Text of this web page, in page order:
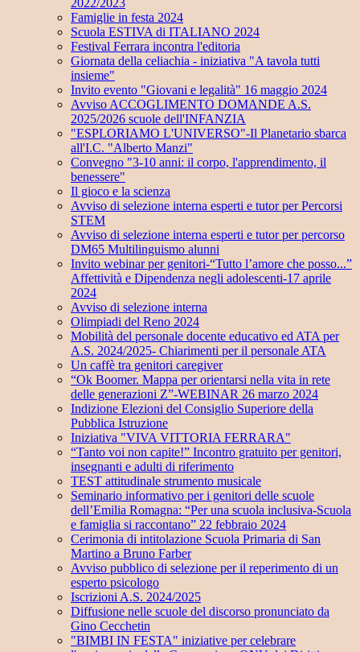
2022/2023
Famiglie in festa 2024
Scuola ESTIVA di ITALIANO 2024
Festival Ferrara incontra l'editoria
Giornata della celiachia - iniziativa "A tavola tutti
insieme"
Invito evento "Giovani e legalità" 16 maggio 2024
Avviso ACCOGLIMENTO DOMANDE A.S.
2025/2026 scuole dell'INFANZIA
"ESPLORIAMO L'UNIVERSO"-Il Planetario sbarca
all'I.C. "Alberto Manzi"
Convegno "3-10 anni: il corpo, l'apprendimento, il
benessere"
Il gioco e la scienza
Avviso di selezione interna esperti e tutor per Percorsi
STEM
Avviso di selezione interna esperti e tutor per percorso
DM65 Multilinguismo alunni
Invito webinar per genitori-“Tutto l’amore che posso...”
Affettività e Dipendenza negli adolescenti-17 aprile
2024
Avviso di selezione interna
Olimpiadi del Reno 2024
Mobilità del personale docente educativo ed ATA per
A.S. 2024/2025- Chiarimenti per il personale ATA
Un caffè tra genitori caregiver
“Ok Boomer. Mappa per orientarsi nella vita in rete
delle generazioni Z”-WEBINAR 26 marzo 2024
Indizione Elezioni del Consiglio Superiore della
Pubblica Istruzione
Iniziativa "VIVA VITTORIA FERRARA"
“Tanto voi non capite!” Incontro gratuito per genitori,
insegnanti e adulti di riferimento
TEST attitudinale strumento musicale
Seminario informativo per i genitori delle scuole
dell’Emilia Romagna: “Per una scuola inclusiva-Scuola
e famiglia si raccontano” 22 febbraio 2024
Cerimonia di intitolazione Scuola Primaria di San
Martino a Bruno Farber
Avviso pubblico di selezione per il reperimento di un
esperto psicologo
Iscrizioni A.S. 2024/2025
Diffusione nelle scuole del discorso pronunciato da
Gino Cecchetin
"BIMBI IN FESTA" iniziative per celebrare